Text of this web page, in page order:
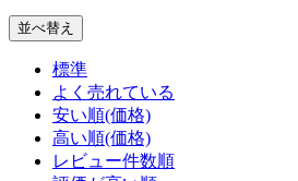
並べ替え
標準
よく売れている
安い順(価格)
高い順(価格)
レビュー件数順